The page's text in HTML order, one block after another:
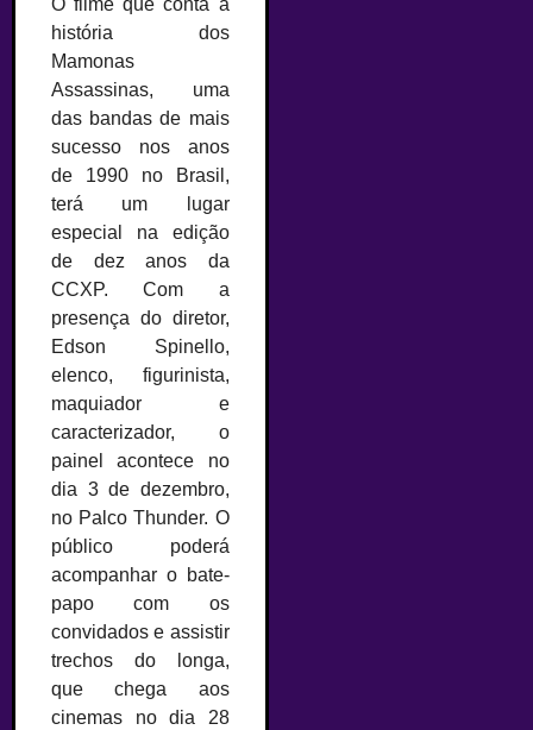
O filme que conta a
história dos
Mamonas
Assassinas, uma
das bandas de mais
sucesso nos anos
de 1990 no Brasil,
terá um lugar
especial na edição
de dez anos da
CCXP. Com a
presença do diretor,
Edson Spinello,
elenco, figurinista,
maquiador e
caracterizador, o
painel acontece no
dia 3 de dezembro,
no Palco Thunder. O
público poderá
acompanhar o bate-
papo com os
convidados e assistir
trechos do longa,
que chega aos
cinemas no dia 28